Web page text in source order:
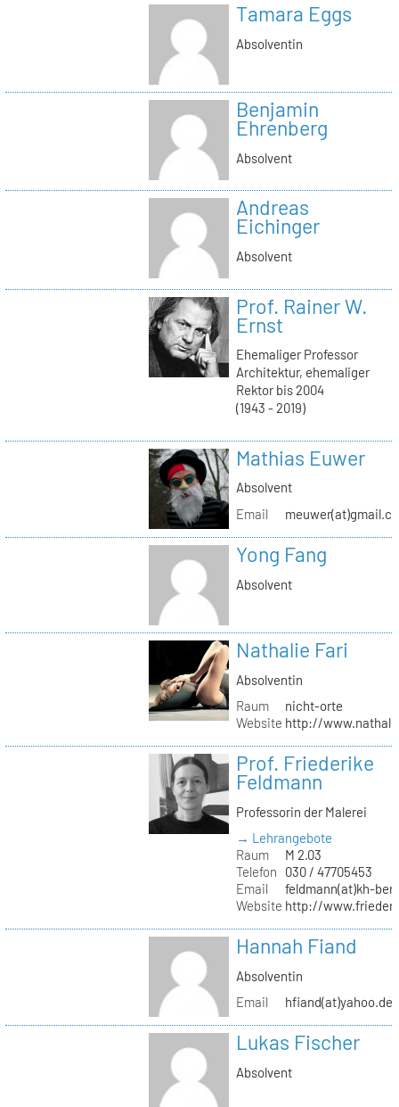
Tamara Eggs
Absolventin
Benjamin
Ehrenberg
Absolvent
Andreas
Eichinger
Absolvent
Prof. Rainer W.
Ernst
Ehemaliger Professor
Architektur, ehemaliger
Rektor bis 2004
(1943 - 2019)
Mathias Euwer
Absolvent
Email
Yong Fang
Absolvent
Nathalie Fari
Absolventin
Raum
nicht-orte
Website http://
Prof. Friederike
Feldmann
Professorin der Malerei
→ Lehrangebote
Raum
M 2.03
Telefon
030 / 47705453
Email
feldmann(at)kh-
Website http://
Hannah Fiand
Absolventin
Email
hfiand(at)yahoo.de
Lukas Fischer
Absolvent